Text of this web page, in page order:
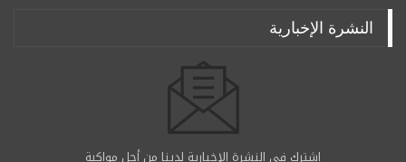
النشرة الإخبارية
اشترك في النشرة الإخبارية لدينا من أجل مواكبة